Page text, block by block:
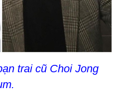
trai cũ Choi Jong